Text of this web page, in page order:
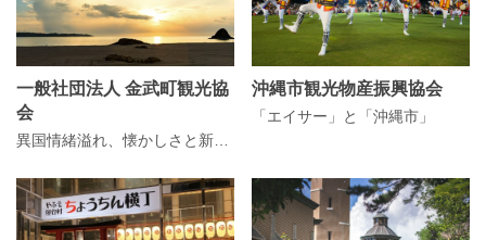
一般社団法人 金武町観光協
会
異国情緒溢れ、懐かしさと新しさが混在するチャンプルー文化のまち 金武町
沖縄市観光物産振興協会
「エイサー」と「沖縄市」